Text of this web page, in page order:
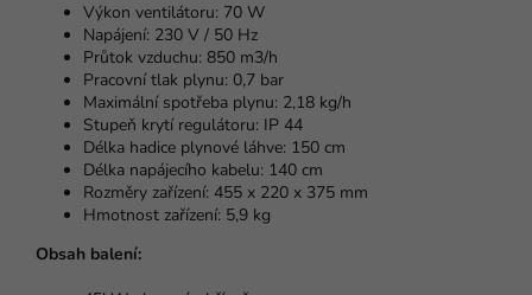
Výkon ventilátoru: 70 W
Napájení: 230 V / 50 Hz
Průtok vzduchu: 850 m3/h
Pracovní tlak plynu: 0,7 bar
Maximální spotřeba plynu: 2,18 kg/h
Stupeň krytí regulátoru: IP 44
Délka hadice plynové láhve: 150 cm
Délka napájecího kabelu: 140 cm
Rozměry zařízení: 455 x 220 x 375 mm
Hmotnost zařízení: 5,9 kg
Obsah balení: